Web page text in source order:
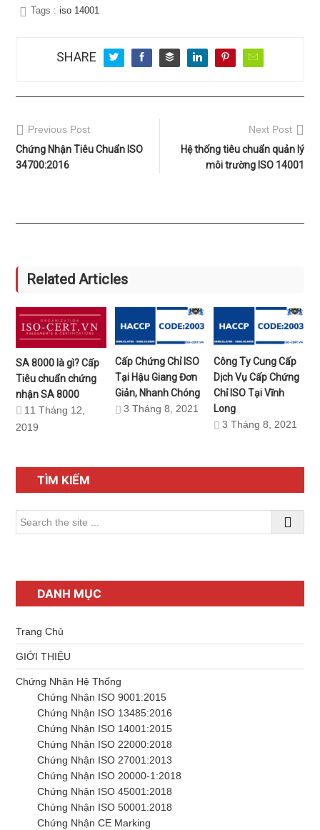
Tags :iso 14001
SHARE
Previous Post
Chứng Nhận Tiêu Chuẩn ISO
34700:2016
Next Post
Hệ thống tiêu chuẩn quản lý
môi trường ISO 14001
Related Articles
SA 8000 là gì? Cấp
Tiêu chuẩn chứng
nhận SA 8000
11 Tháng 12,
2019
Cấp Chứng Chỉ ISO
Tại Hậu Giang Đơn
Giản, Nhanh Chóng
3 Tháng 8, 2021
Công Ty Cung Cấp
Dịch Vụ Cấp Chứng
Chỉ ISO Tại Vĩnh
Long
3 Tháng 8, 2021
chính
TÌM KIẾM
Search
the
DANH MỤC
Trang Chủ
GIỚI THIỆU
Chứng Nhận Hệ Thống
Chứng Nhận ISO 9001:2015
Chứng Nhận ISO 13485:2016
Chứng Nhận ISO 14001:2015
Chứng Nhận ISO 22000:2018
Chứng Nhận ISO 27001:2013
Chứng Nhận ISO 20000-1:2018
Chứng Nhận ISO 45001:2018
Chứng Nhận ISO 50001:2018
Chứng Nhận CE Marking